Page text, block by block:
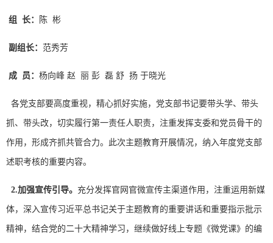
组 长： 陈 彬
副组长： 范秀芳
成 员： 杨向峰 赵 丽 彭 磊 舒 扬 于晓光
各党支部要高度重视，精心抓好实施，党支部书记要带头学、带头
抓、带头改，切实履行第一责任人职责，注重发挥支委和党员骨干的
作用，形成齐抓共管合力。此次主题教育开展情况，纳入年度党支部
述职考核的重要内容。
2.加强宣传引导。 充分发挥官网官微宣传主渠道作用，注重运用新媒
体，深入宣传习近平总书记关于主题教育的重要讲话和重要指示批示
精神，结合党的二十大精神学习，继续做好线上专题《微党课》的编